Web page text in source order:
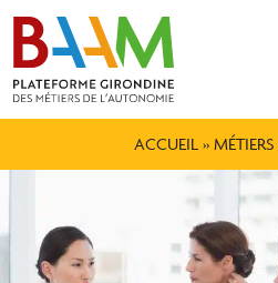
ACCUEIL» MÉTIERS